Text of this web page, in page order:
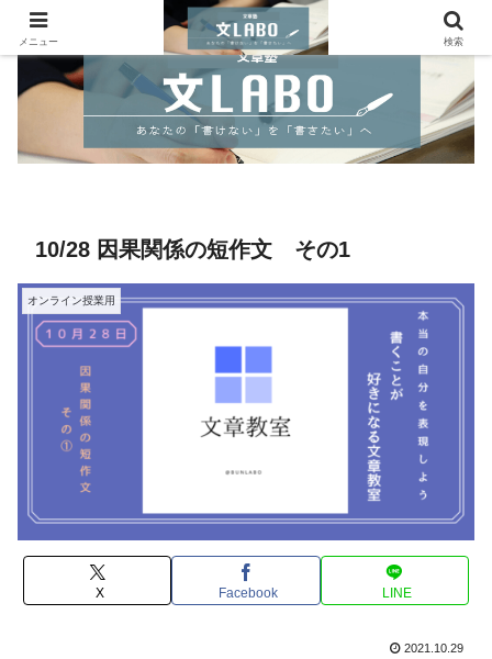
10/28 因果関係の短作文 その1
オンライン授業用
X Facebook LINE
2021.10.29
メニュー 検索